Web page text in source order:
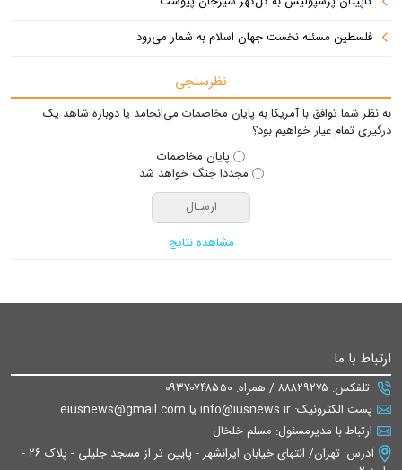
فلسطین مسئله نخست جهان اسلام به شمار می‌رود
نظرسنجی
به نظر شما توافق با آمریکا به پایان مخاصمات می‌انجامد یا دوباره شاهد یک
درگیری تمام عیار خواهیم بود؟
پایان مخاصمات
مجددا جنگ خواهد شد
مشاهده نتایج
ارتباط با ما
تلفکس: ۸۸۸۲۹۲۷۵ / همراه: ۰۹۳۷۰۷۴۸۵۵۰
پست الکترونیک: info@iusnews.ir یا eiusnews@gmail.com
ارتباط با مدیرمسئول: مسلم خلخال
آدرس: تهران/ انتهای خیابان ایرانشهر - پایین تر از مسجد جلیلی - پلاک ۲۶ -